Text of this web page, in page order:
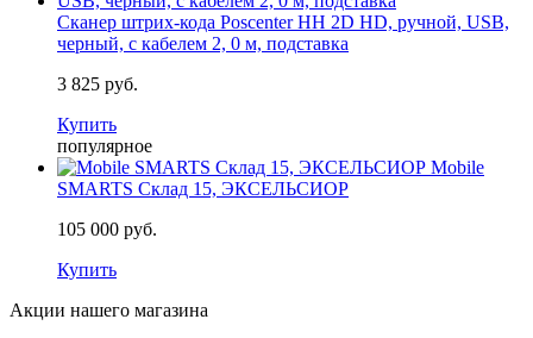
Сканер штрих-кода Poscenter HH 2D HD, ручной, USB,
черный, с кабелем 2, 0 м, подставка
3 825 руб.
Купить
популярное
Mobile
SMARTS Склад 15, ЭКСЕЛЬСИОР
105 000 руб.
Купить
Акции нашего магазина